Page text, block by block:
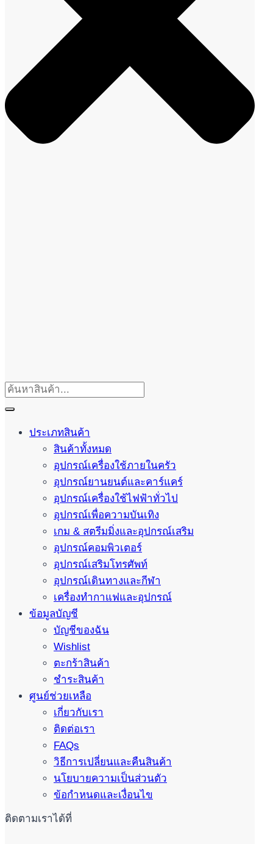
ประเภทสินค้า
สินค้าทั้งหมด
อุปกรณ์เครื่องใช้ภายในครัว
อุปกรณ์ยานยนต์และคาร์แคร์
อุปกรณ์เครื่องใช้ไฟฟ้าทั่วไป
อุปกรณ์เพื่อความบันเทิง
เกม & สตรีมมิ่งและอุปกรณ์เสริม
อุปกรณ์คอมพิวเตอร์
อุปกรณ์เสริมโทรศัพท์
อุปกรณ์เดินทางและกีฬา
เครื่องทำกาแฟและอุปกรณ์
ข้อมูลบัญชี
บัญชีของฉัน
Wishlist
ตะกร้าสินค้า
ชำระสินค้า
ศูนย์ช่วยเหลือ
เกี่ยวกับเรา
ติดต่อเรา
FAQs
วิธีการเปลี่ยนและคืนสินค้า
นโยบายความเป็นส่วนตัว
ข้อกำหนดและเงื่อนไข
ติดตามเราได้ที่